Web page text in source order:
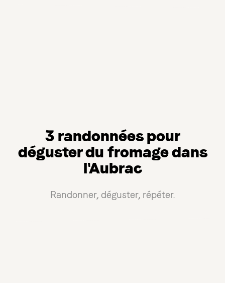
3 randonnées pour
déguster du fromage dans
l'Aubrac
Randonner, déguster, répéter.